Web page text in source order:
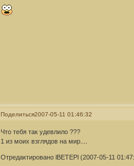
Поделиться2007-05-11 01:46:32
Что тебя так удевлило ???
1 из моих взглядов на мир....
Отредактировано lBETEPl (2007-05-11